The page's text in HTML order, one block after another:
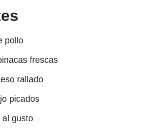
pollo
frescas
rallado
picados
al gusto